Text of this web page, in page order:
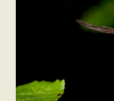
Hulp
Vleermuis